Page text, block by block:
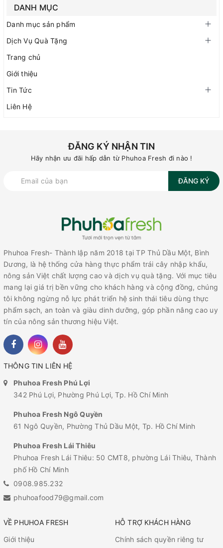
DANH MỤC
Danh mục sản phẩm
Dịch Vụ Quà Tặng
Trang chủ
Giới thiệu
Tin Tức
Liên Hệ
ĐĂNG KÝ NHẬN TIN
Hãy nhận ưu đãi hấp dẫn từ Phuhoa Fresh đi nào !
ĐĂNG KÝ
Phuhoa Fresh- Thành lập năm 2018 tại TP Thủ Dầu Một, Bình
Dương, là hệ thống cửa hàng thực phẩm trái cây nhập khẩu,
nông sản Việt chất lượng cao và dịch vụ quà tặng. Với mục tiêu
mang lại giá trị bền vững cho khách hàng và cộng đồng, chúng
tôi không ngừng nỗ lực phát triển hệ sinh thái tiêu dùng thực
phẩm sạch, an toàn và giàu dinh dưỡng, góp phần nâng cao uy
tín của nông sản thương hiệu Việt.
THÔNG TIN LIÊN HỆ
Phuhoa Fresh Phú Lợi
342 Phú Lợi, Phường Phú Lợi, Tp. Hồ Chí Minh
Phuhoa Fresh Ngô Quyền
61 Ngô Quyền, Phường Thủ Dầu Một, Tp. Hồ Chí Minh
Phuhoa Fresh Lái Thiêu
Phuhoa Fresh Lái Thiêu: 50 CMT8, phường Lái Thiêu, Thành
phố Hồ Chí Minh
0908.985.232
phuhoafood79@gmail.com
VỀ PHUHOA FRESH
Giới thiệu
HỖ TRỢ KHÁCH HÀNG
Chính sách quyền riêng tư